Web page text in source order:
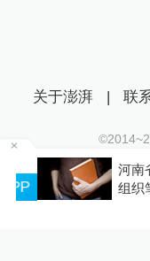
河南省
组织笔试
关于澎湃 | 联
©2014~
沪ICP证：沪
互联网新闻
沪